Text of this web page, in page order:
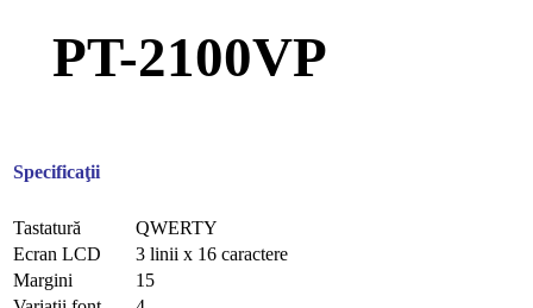
PT-2100VP
Specificaţii
Tastatură
QWERTY
Ecran LCD
3 linii x 16 caractere
Margini
15